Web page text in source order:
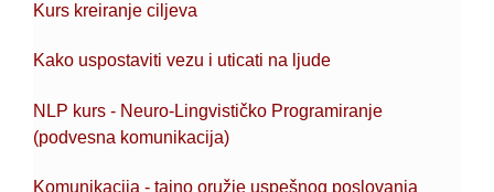
Kurs kreiranje ciljeva
Kako uspostaviti vezu i uticati na ljude
NLP kurs - Neuro-Lingvističko Programiranje
(podvesna komunikacija)
Komunikacija - tajno oružje uspešnog poslovanja